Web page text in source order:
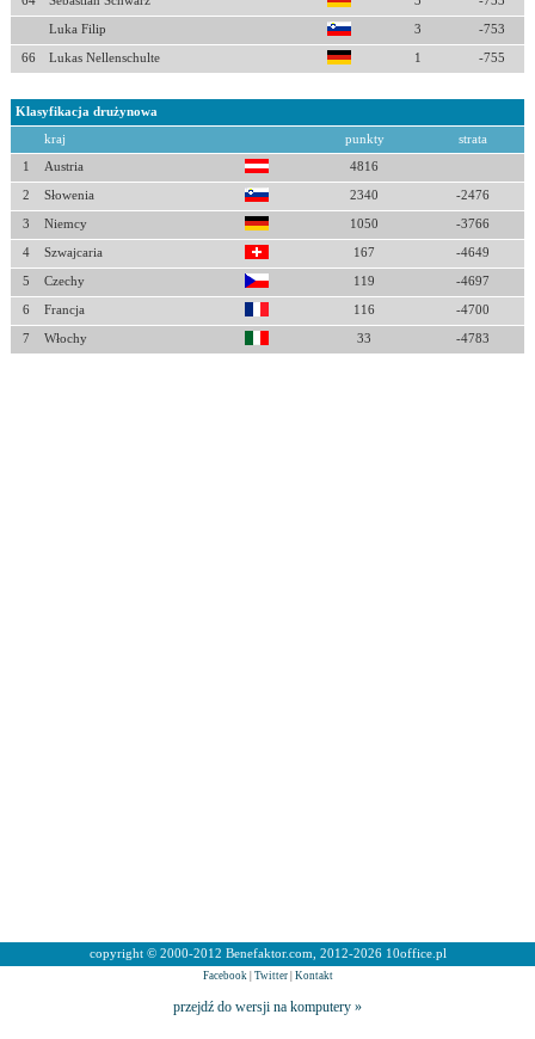
Luka Filip 3 -753
66 Lukas Nellenschulte 1 -755
Klasyfikacja drużynowa
kraj punkty strata
1 Austria 4816
2 Słowenia 2340 -2476
3 Niemcy 1050 -3766
4 Szwajcaria 167 -4649
5 Czechy 119 -4697
6 Francja 116 -4700
7 Włochy 33 -4783
copyright © 2000-2012 Benefaktor.com, 2012-2026 10office.pl
Facebook| Twitter| Kontakt
przejdź do wersji na komputery »